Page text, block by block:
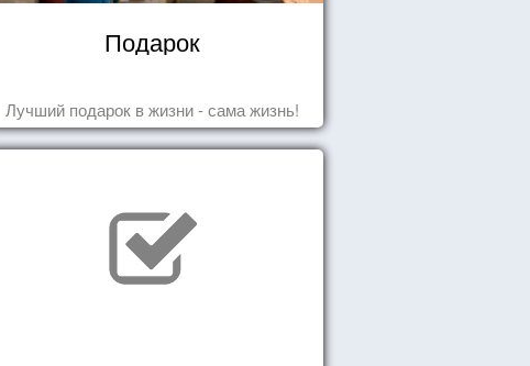
Подарок
Лучший подарок в жизни - сама жизнь!